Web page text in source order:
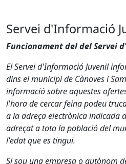
Servei d'Informació
Funcionament del del Servei
El Servei d'Informació Juvenil
dins el municipi de Cànoves i
informació sobre aquestes
l'hora de cercar feina podeu
a la adreça electrònica indicada
adreçat a tota la població del
l'edat que es tingui.
Si sou una empresa o autònom